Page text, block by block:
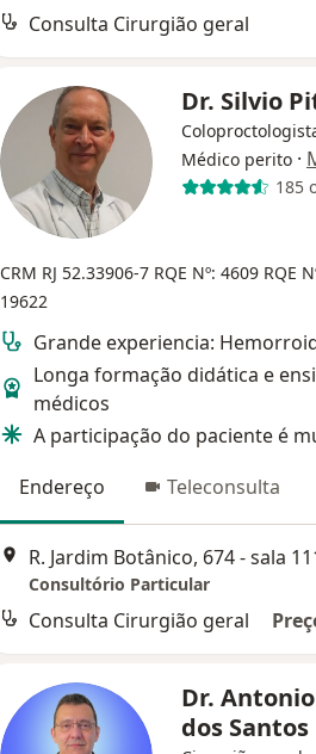
Consulta Cirurgião geral
Dr. Silvio
Médico perito ·
185
CRM RJ 52.33906-7 RQE Nº: 4609 RQE
19622
Grande experiencia:
Longa formação didática e
médicos
A participação do paciente é
Endereço
Teleconsulta
Consultório Particular
Consulta Cirurgião geral
Dr.
dos Santos